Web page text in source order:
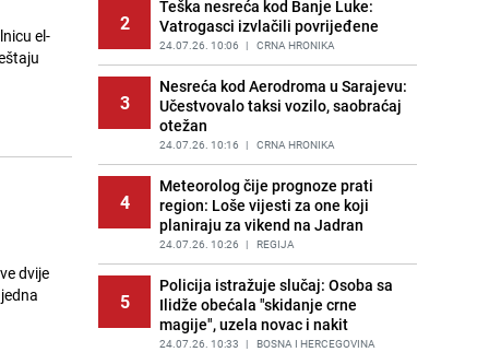
el-
dvije
PRIJE 2 DANA | RECEPTI
13
Kako izgleda travnjak stadiona
Koševo nakon tri koncerta Dine
Merlina
PRIJE 3 DANA | FOTO
14
Ogromna potrošnja vode u dijelu
BiH: Inspektori krenuli u kontrole,
slijede kazne
PRIJE 2 DANA | BOSNA I HERCEGOVINA
15
Borba trajala satima: Pogledajte
'grdosiju' od skoro tri metra koju su
braća izvukla iz mora
PRIJE 1 DAN | SVIJET
2
Teška nesreća kod Banje Luke:
Vatrogasci izvlačili povrijeđene
24.07.26. 10:06 | CRNA HRONIKA
3
Nesreća kod Aerodroma u Sarajevu:
Učestvovalo taksi vozilo, saobraćaj
otežan
24.07.26. 10:16 | CRNA HRONIKA
4
Meteorolog čije prognoze prati
region: Loše vijesti za one koji
planiraju za vikend na Jadran
24.07.26. 10:26 | REGIJA
5
Policija istražuje slučaj: Osoba sa
Ilidže obećala "skidanje crne
magije", uzela novac i nakit
24.07.26. 10:33 | BOSNA I HERCEGOVINA